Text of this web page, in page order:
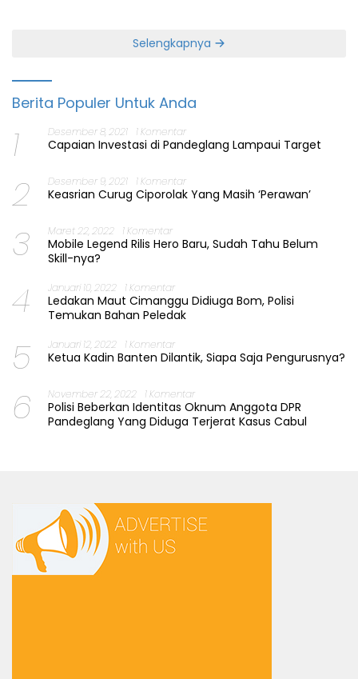
Selengkapnya
Berita Populer Untuk Anda
1 Desember 8, 2021 1 Komentar
Capaian Investasi di Pandeglang Lampaui Target
2 Desember 9, 2021 1 Komentar
Keasrian Curug Ciporolak Yang Masih ‘Perawan’
3 Maret 22, 2022 1 Komentar
Mobile Legend Rilis Hero Baru, Sudah Tahu Belum
Skill-nya?
4 Januari 10, 2022 1 Komentar
Ledakan Maut Cimanggu Didiuga Bom, Polisi
Temukan Bahan Peledak
5 Januari 12, 2022 1 Komentar
Ketua Kadin Banten Dilantik, Siapa Saja Pengurusnya?
6 November 22, 2022 1 Komentar
Polisi Beberkan Identitas Oknum Anggota DPR
Pandeglang Yang Diduga Terjerat Kasus Cabul